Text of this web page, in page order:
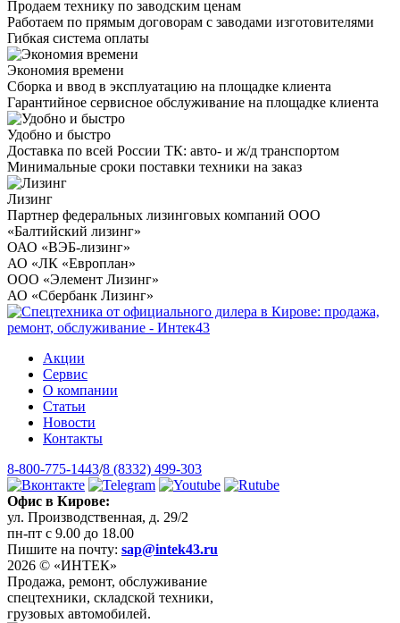
Продаем технику по заводским ценам
Работаем по прямым договорам с заводами изготовителями
Гибкая система оплаты
Экономия времени
Сборка и ввод в эксплуатацию на площадке клиента
Гарантийное сервисное обслуживание на площадке клиента
Удобно и быстро
Доставка по всей России ТК: авто- и ж/д транспортом
Минимальные сроки поставки техники на заказ
Лизинг
Партнер федеральных лизинговых компаний ООО
«Балтийский лизинг»
ОАО «ВЭБ-лизинг»
АО «ЛК «Европлан»
ООО «Элемент Лизинг»
АО «Сбербанк Лизинг»
Акции
Сервис
О компании
Статьи
Новости
Контакты
8-800-775-1443/8 (8332) 499-303
Офис в Кирове:
ул. Производственная, д. 29/2
пн-пт с 9.00 до 18.00
Пишите на почту: sap@intek43.ru
2026 © «ИНТЕК»
Продажа, ремонт, обслуживание
спецтехники, складской техники,
грузовых автомобилей.